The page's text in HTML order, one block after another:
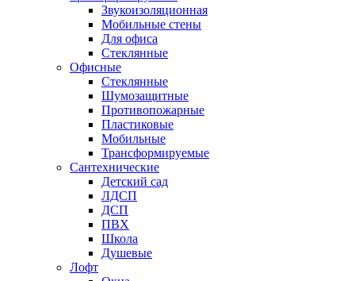
Звукоизоляционная
Мобильные стены
Для офиса
Стеклянные
Офисные
Стеклянные
Шумозащитные
Противопожарные
Пластиковые
Мобильные
Трансформируемые
Сантехнические
Детский сад
ЛДСП
ДСП
ПВХ
Школа
Душевые
Лофт